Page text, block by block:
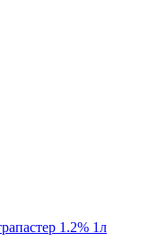
1.2% 1л